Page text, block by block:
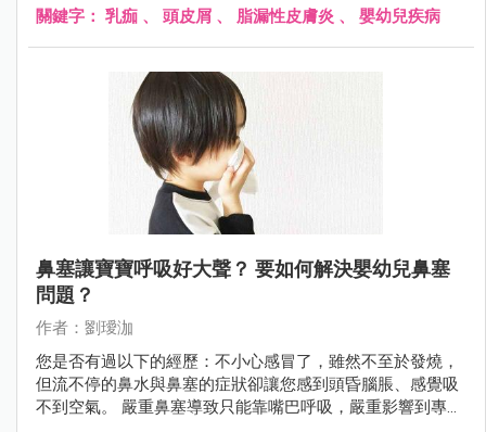
關鍵字： 乳痂 、 頭皮屑 、 脂漏性皮膚炎 、 嬰幼兒疾病
鼻塞讓寶寶呼吸好大聲？ 要如何解決嬰幼兒鼻塞
問題？
作者：劉璦泇
您是否有過以下的經歷：不小心感冒了，雖然不至於發燒，
但流不停的鼻水與鼻塞的症狀卻讓您感到頭昏腦脹、感覺吸
不到空氣。 嚴重鼻塞導致只能靠嘴巴呼吸，嚴重影響到專注